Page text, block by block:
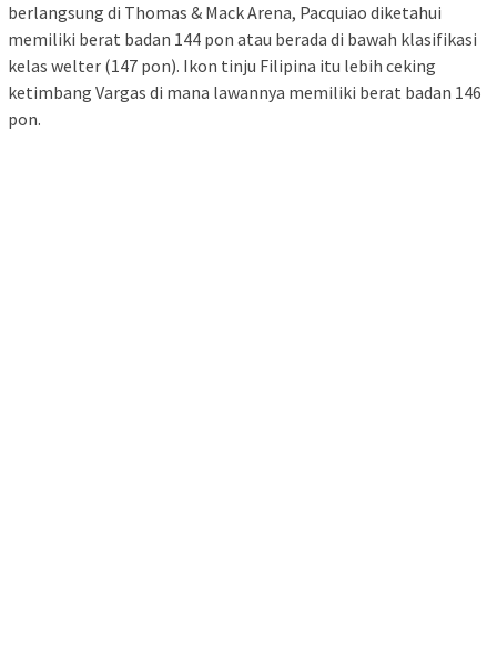
berlangsung di Thomas & Mack Arena, Pacquiao diketahui
memiliki berat badan 144 pon atau berada di bawah klasifikasi
kelas welter (147 pon). Ikon tinju Filipina itu lebih ceking
ketimbang Vargas di mana lawannya memiliki berat badan 146
pon.